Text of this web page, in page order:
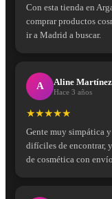
Con esta tienda en
comprar productos
ir a Madrid a buscar.
A Aline Martínez
Hace 3 años
★★★★★
Gente muy simpática
difíciles de encontrar,
de cosmética con